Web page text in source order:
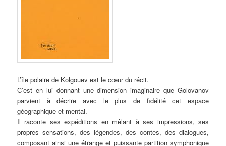
L’île polaire de Kolgouev est le cœur du récit.
C’est en lui donnant une dimension imaginaire que Golovanov
parvient à décrire avec le plus de fidélité cet espace
géographique et mental.
Il raconte ses expéditions en mêlant à ses impressions, ses
propres sensations, des légendes, des contes, des dialogues,
composant ainsi une étrange et puissante partition symphonique